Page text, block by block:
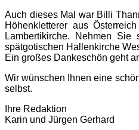
Auch dieses Mal war Billi
Höhenkletterer aus
Lambertikirche. Nehmen
spätgotischen Hallenkirche
Ein großes Dankeschön geht
Wir wünschen Ihnen eine
selbst.
Ihre Redaktion
Karin und Jürgen Gerhard